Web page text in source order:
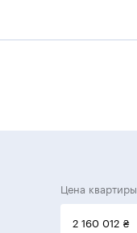
Цена квартиры
2 160 012 ₴